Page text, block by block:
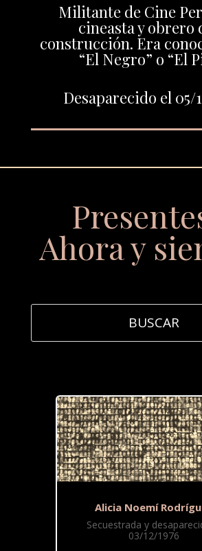
Militante de Cine
cineasta y obrero
construcción. Era
“El Negro” o “El
Desaparecido el 05/
Ahora y
Alicia Noemí
Secuestrada y
03/12/1976